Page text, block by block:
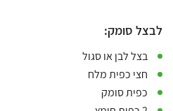
לבצל סומק:
בצל לבן או סגול
חצי כפית מלח
כפית סומק